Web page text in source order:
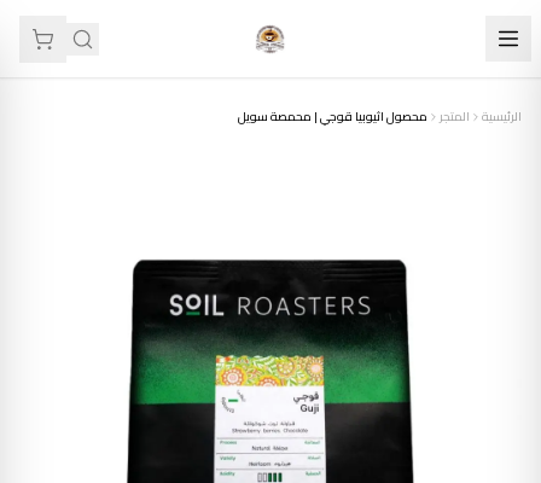
الرئيسية المتجر محصول اثيوبيا قوجي | محمصة سويل